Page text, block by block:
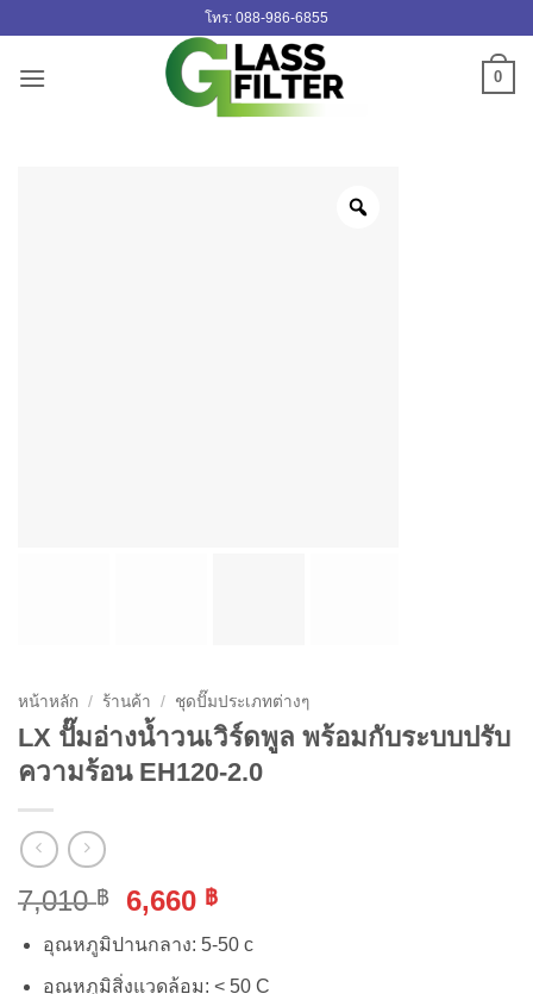
โทร: 088-986-6855
0
หน้าหลัก / ร้านค้า / ชุดปั๊มประเภทต่างๆ
LX ปั๊มอ่างน้ำวนเวิร์ดพูล พร้อมกับระบบปรับ
ความร้อน EH120-2.0
7,010฿
Original
was:
7,010 ฿.
6,660 ฿Current
price
is:
6,660 ฿.
อุณหภูมิปานกลาง: 5-50 c
อุณหภูมิสิ่งแวดล้อม: < 50 C